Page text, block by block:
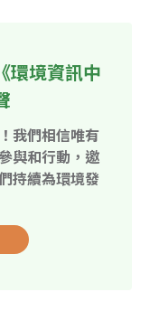
環境資訊中
我們相信唯有
與和行動，邀
持續為環境發